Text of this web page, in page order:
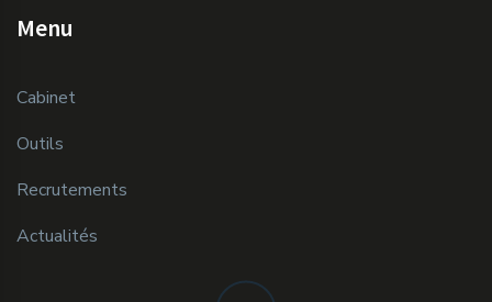
Menu
Cabinet
Outils
Recrutements
Actualités